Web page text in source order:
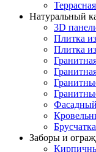
Натуральный
3D
Плитка
Плитка
Заборы и